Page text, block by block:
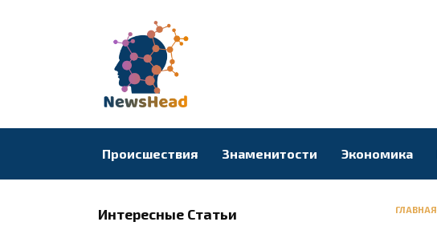
Происшествия Знаменитости Экономика
ГЛАВНАЯ
Интересные Статьи